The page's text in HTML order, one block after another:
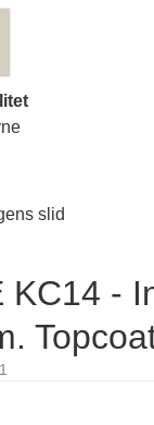
slid
KC14 -